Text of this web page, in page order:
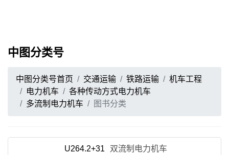
中图分类号
中图分类号首页 交通运输 铁路运输
机车工程
电力机车
各种传动方式电力机车
多流制电力机车
图书分类
U264.2+31 双流制电力机车